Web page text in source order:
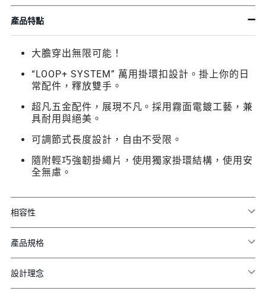
產品特點
大膽穿出無限可能！
“LOOP+ SYSTEM” 萬用掛環扣設計。掛上你的日
常配件，釋放雙手。
超凡五金配件，展現不凡。採用霧面電鍍工藝，兼
具耐用與絕美。
可調節式長度設計，自由不受限。
隨附輕巧強韌掛繩片，使用獨家掛環結構，使用安
全無慮。
相容性
產品規格
設計理念